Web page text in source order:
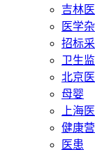
吉林
医学
招标
卫生
北京
母婴
上海
健康
医患